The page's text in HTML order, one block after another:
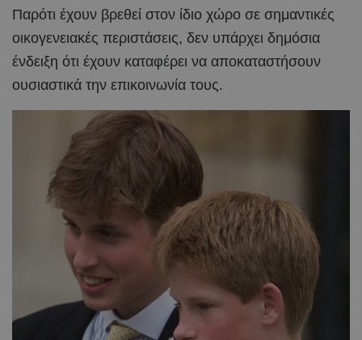
Παρότι έχουν βρεθεί στον ίδιο χώρο σε σημαντικές
οικογενειακές περιστάσεις, δεν υπάρχει δημόσια
ένδειξη ότι έχουν καταφέρει να αποκαταστήσουν
ουσιαστικά την επικοινωνία τους.